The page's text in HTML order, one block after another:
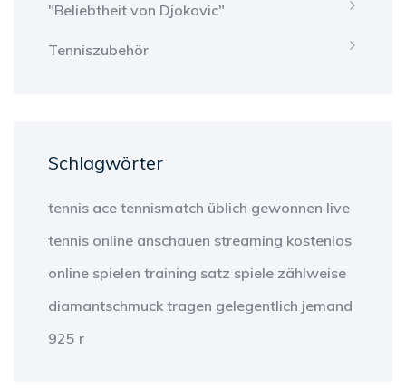
"Beliebtheit von Djokovic"
Tenniszubehör
Schlagwörter
tennis ace tennismatch üblich gewonnen live
tennis online anschauen streaming kostenlos
online spielen training satz spiele zählweise
diamantschmuck tragen gelegentlich jemand
925 r